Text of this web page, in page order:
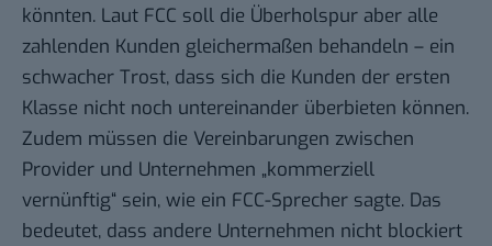
könnten. Laut FCC soll die Überholspur aber alle
zahlenden Kunden gleichermaßen behandeln – ein
schwacher Trost, dass sich die Kunden der ersten
Klasse nicht noch untereinander überbieten können.
Zudem müssen die Vereinbarungen zwischen
Provider und Unternehmen „kommerziell
vernünftig“ sein, wie ein FCC-Sprecher sagte. Das
bedeutet, dass andere Unternehmen nicht blockiert